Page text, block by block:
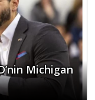
Michigan